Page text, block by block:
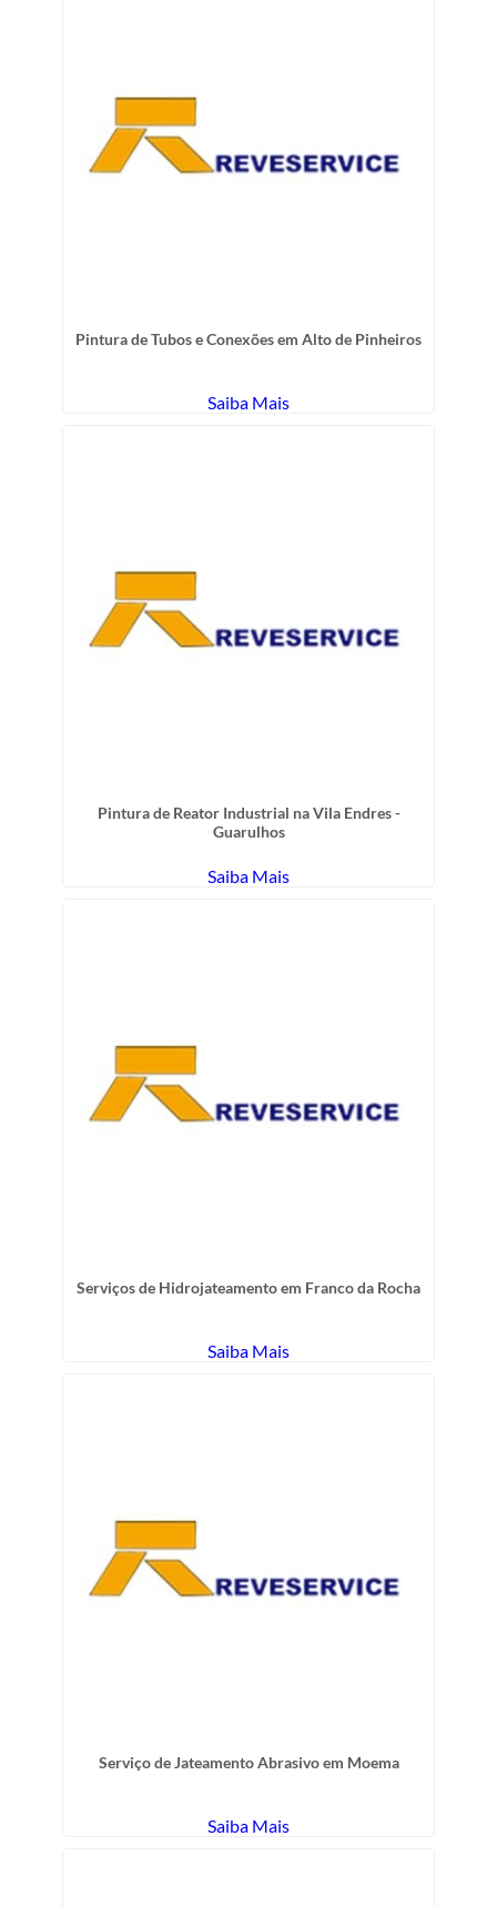
Pintura de Tubos e Conexões em Alto de Pinheiros
Saiba Mais
Pintura de Reator Industrial na Vila Endres -
Guarulhos
Saiba Mais
Serviços de Hidrojateamento em Franco da Rocha
Saiba Mais
Serviço de Jateamento Abrasivo em Moema
Saiba Mais